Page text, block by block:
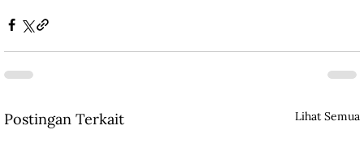
Postingan Terkait Lihat Semua